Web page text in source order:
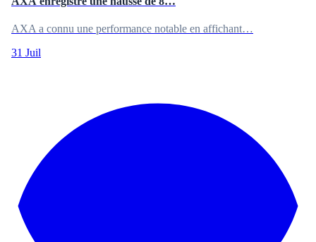
AXA a connu une performance notable en affichant…
31 Juil